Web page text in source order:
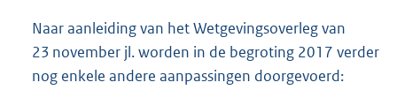
Naar aanleiding van het Wetgevingsoverleg van
23 november jl. worden in de begroting 2017 verder
nog enkele andere aanpassingen doorgevoerd: